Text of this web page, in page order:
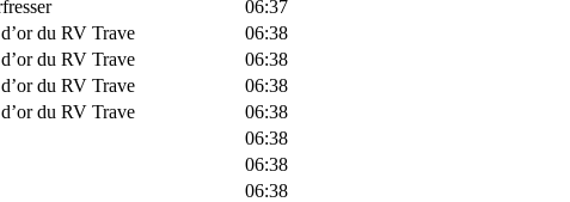
06:37
du RV Trave
06:38
du RV Trave
06:38
du RV Trave
06:38
du RV Trave
06:38
06:38
06:38
06:38